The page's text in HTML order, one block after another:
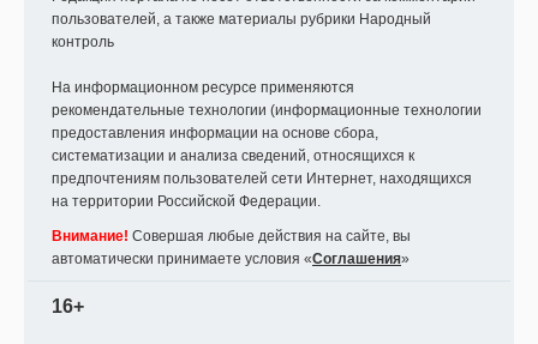
пользователей, а также материалы рубрики Народный
контроль
На информационном ресурсе применяются
рекомендательные технологии (информационные технологии
предоставления информации на основе сбора,
систематизации и анализа сведений, относящихся к
предпочтениям пользователей сети Интернет, находящихся
на территории Российской Федерации.
Внимание! Совершая любые действия на сайте, вы
автоматически принимаете условия «Cоглашения»
16+